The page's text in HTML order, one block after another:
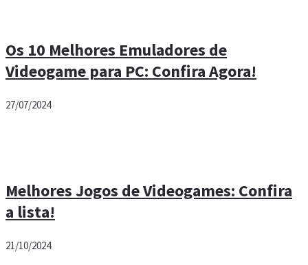
Os 10 Melhores Emuladores de
Videogame para PC: Confira Agora!
27/07/2024
Melhores Jogos de Videogames: Confira
a lista!
21/10/2024